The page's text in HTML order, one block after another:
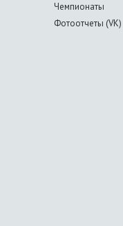
Чемпионаты
Фотоотчеты (VK)